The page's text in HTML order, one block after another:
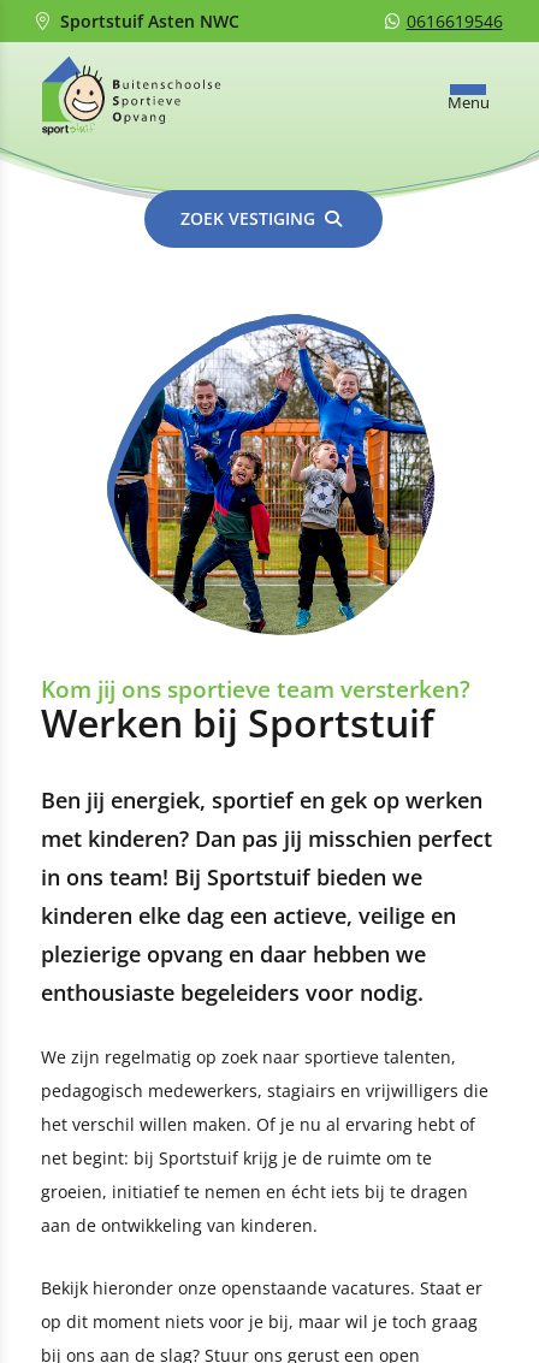
Sportstuif Asten NWC 0616619546
Menu
ZOEK VESTIGING
Kom jij ons sportieve team versterken?
Werken bij Sportstuif
Ben jij energiek, sportief en gek op werken
met kinderen? Dan pas jij misschien perfect
in ons team! Bij Sportstuif bieden we
kinderen elke dag een actieve, veilige en
plezierige opvang en daar hebben we
enthousiaste begeleiders voor nodig.
We zijn regelmatig op zoek naar sportieve talenten,
pedagogisch medewerkers, stagiairs en vrijwilligers die
het verschil willen maken. Of je nu al ervaring hebt of
net begint: bij Sportstuif krijg je de ruimte om te
groeien, initiatief te nemen en écht iets bij te dragen
aan de ontwikkeling van kinderen.
Bekijk hieronder onze openstaande vacatures. Staat er
op dit moment niets voor je bij, maar wil je toch graag
bij ons aan de slag? Stuur ons gerust een open